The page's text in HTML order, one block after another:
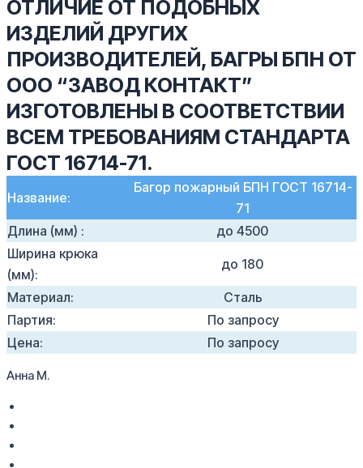
ОТЛИЧИЕ ОТ ПОДОБНЫХ
ИЗДЕЛИЙ ДРУГИХ
ПРОИЗВОДИТЕЛЕЙ, БАГРЫ БПН ОТ
ООО “ЗАВОД КОНТАКТ”
ИЗГОТОВЛЕНЫ В СООТВЕТСТВИИ
ВСЕМ ТРЕБОВАНИЯМ СТАНДАРТА
ГОСТ 16714-71.
Название:
Багор пожарный БПН ГОСТ 16714-
71
Длина (мм) :
до 4500
Ширина крюка
(мм):
до 180
Материал:
Сталь
Партия:
По запросу
Цена:
По запросу
Анна М.